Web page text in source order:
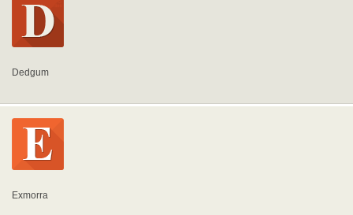
Dedgum
Exmorra